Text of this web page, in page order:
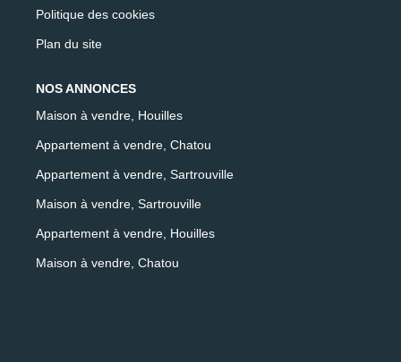
Politique des cookies
Plan du site
NOS ANNONCES
Maison à vendre, Houilles
Appartement à vendre, Chatou
Appartement à vendre, Sartrouville
Maison à vendre, Sartrouville
Appartement à vendre, Houilles
Maison à vendre, Chatou